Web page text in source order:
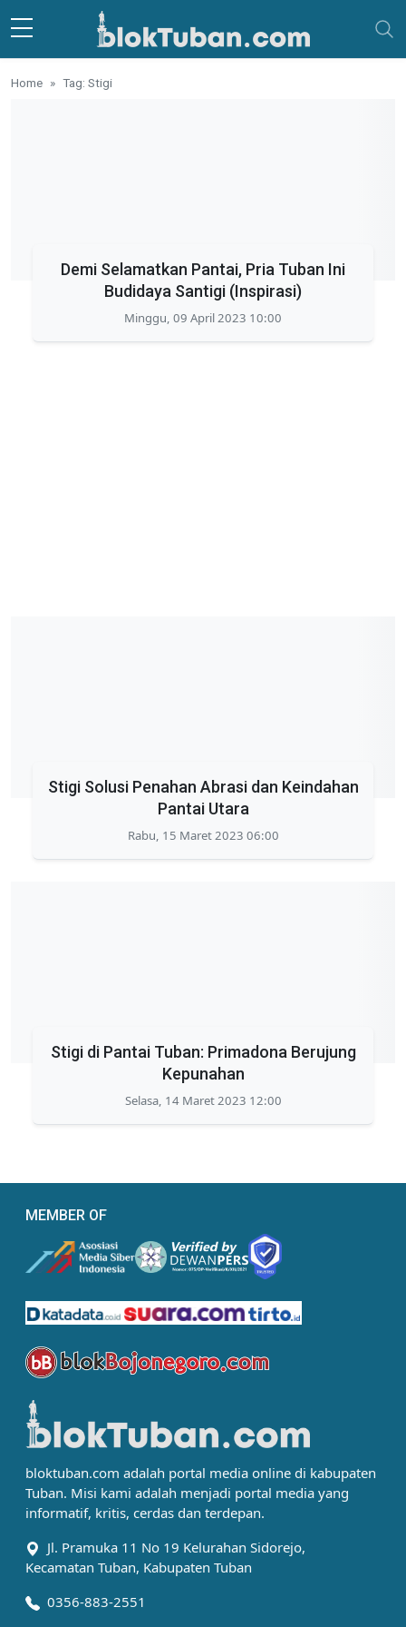
Skip to main content
Home Tag: Stigi
Demi Selamatkan Pantai, Pria Tuban Ini
Budidaya Santigi (Inspirasi)
Minggu, 09 April 2023 10:00
Stigi Solusi Penahan Abrasi dan Keindahan
Pantai Utara
Rabu, 15 Maret 2023 06:00
Stigi di Pantai Tuban: Primadona Berujung
Kepunahan
Selasa, 14 Maret 2023 12:00
MEMBER OF
bloktuban.com adalah portal media online di kabupaten
Tuban. Misi kami adalah menjadi portal media yang
informatif, kritis, cerdas dan terdepan.
Jl. Pramuka 11 No 19 Kelurahan Sidorejo,
Kecamatan Tuban, Kabupaten Tuban
0356-883-2551